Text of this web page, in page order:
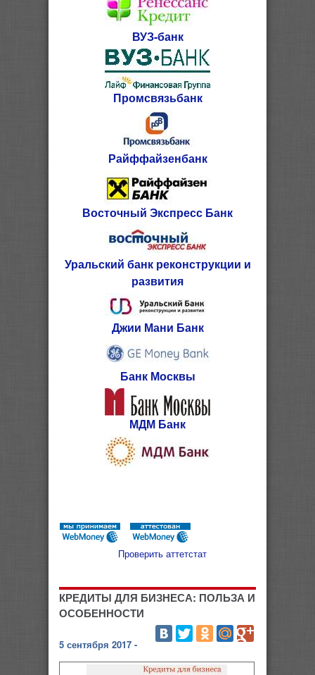
ВУЗ-банк
Промсвязьбанк
Райффайзенбанк
Восточный Экспресс Банк
Уральский банк реконструкции и
развития
Джии Мани Банк
Банк Москвы
МДМ Банк
Проверить аттетстат
КРЕДИТЫ ДЛЯ БИЗНЕСА: ПОЛЬЗА И
ОСОБЕННОСТИ
5 сентября 2017 -